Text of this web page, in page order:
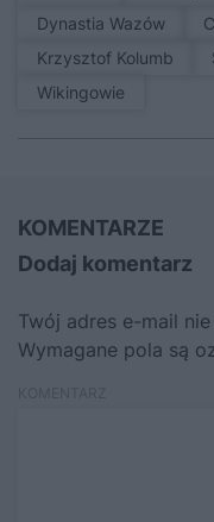
Dynastia Wazów
Krzysztof Kolumb
Wikingowie
KOMENTARZE
Dodaj komentarz
Twój adres e-mail
Wymagane pola są